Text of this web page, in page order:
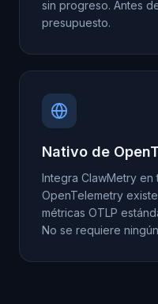
sin progreso. Antes
presupuesto.
Nativo de
Integra ClawMetry
OpenTelemetry
métricas OTLP
No se requiere